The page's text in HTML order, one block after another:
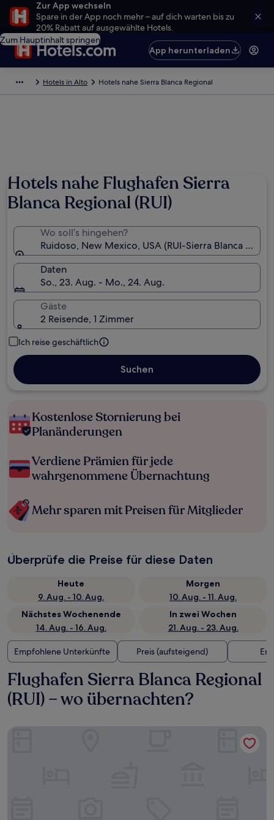
Zur App wechseln
Spare in der App noch mehr – auf dich warten bis zu
20% Rabatt auf ausgewählte Hotels.
Zum Hauptinhalt springen
App herunterladen
Hotels in Alto Hotels nahe Sierra Blanca Regional
Hotels nahe Flughafen Sierra
Blanca Regional (RUI)
Wo soll’s hingehen?
Ruidoso, New Mexico, USA (RUI-Sierra Blanca
Daten
So., 23. Aug. - Mo., 24. Aug.
Gäste
2 Reisende, 1 Zimmer
Ich reise geschäftlich
Suchen
Kostenlose Stornierung bei
Planänderungen
Verdiene Prämien für jede
wahrgenommene Übernachtung
Mehr sparen mit Preisen für Mitglieder
Überprüfe die Preise für diese Daten
Heute
9. Aug. - 10. Aug.
Morgen
10. Aug. - 11. Aug.
Nächstes Wochenende
14. Aug. - 16. Aug.
In zwei Wochen
21. Aug. - 23. Aug.
Empfohlene Unterkünfte Preis (aufsteigend)
Flughafen Sierra Blanca Regional
(RUI) – wo übernachten?